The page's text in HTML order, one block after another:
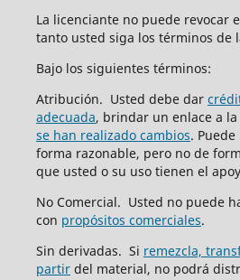
La licenciante no puede revocar
tanto usted siga los términos de
Bajo los siguientes términos:
Atribución. Usted debe dar
adecuada, brindar un enlace a
se han realizado cambios.
forma razonable, pero no de
que usted o su uso tienen el
No Comercial. Usted no puede
con propósitos comerciales.
Sin derivadas. Si remezcla,
partirdel material, no podrá